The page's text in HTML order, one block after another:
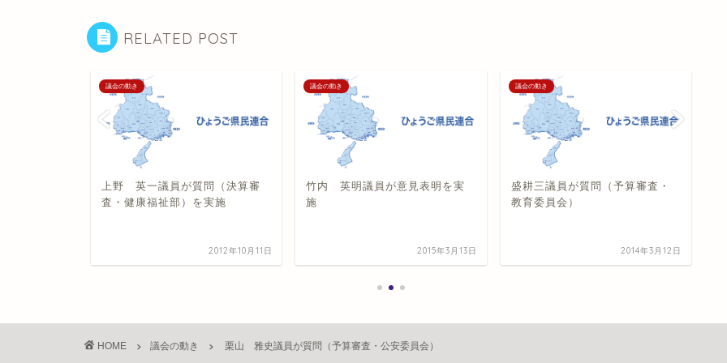
RELATED POST
議会の動き
上野 英一議員が質問（決算審
査・健康福祉部）を実施
2012年10月11日
議会の動き
竹内 英明議員が意見表明を実
施
2015年3月13日
議会の動き
盛耕三議員が質問（予算審査・
教育委員会）
2014年3月12日
HOME 議会の動き 栗山 雅史議員が質問（予算審査・公安委員会）